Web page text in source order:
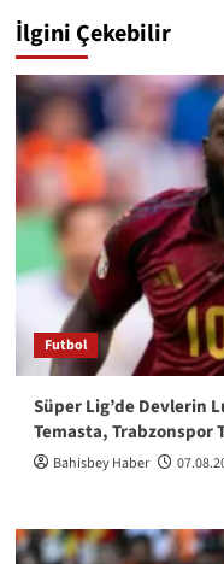
İlgini Çekebilir
Futbol
Süper Lig’de Devlerin
Temasta, Trabzonspor
Bahisbey Haber